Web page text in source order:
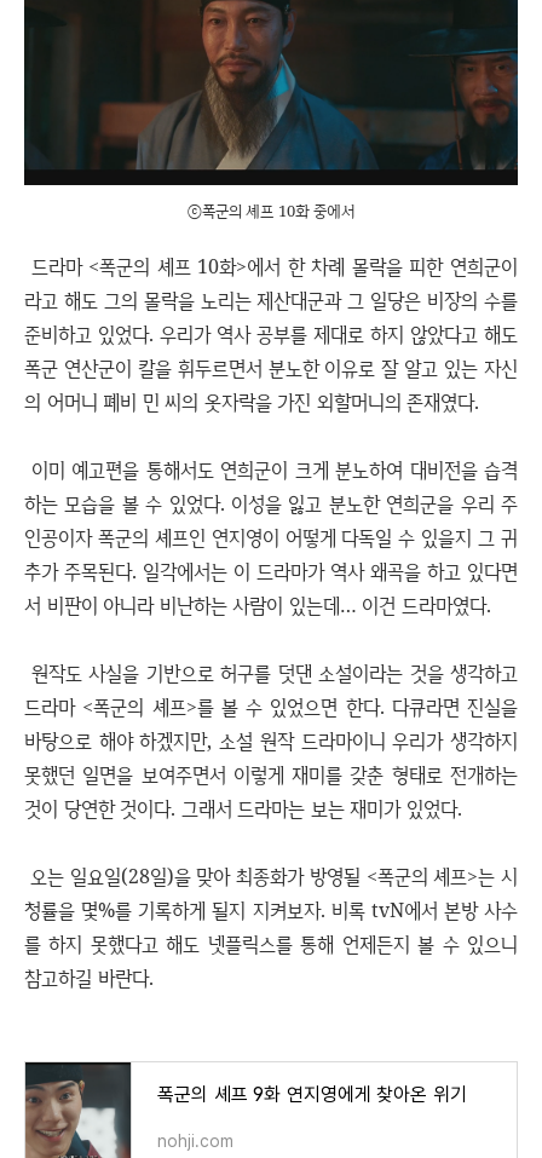
ⓒ폭군의 셰프 10화 중에서
드라마 <폭군의 셰프 10화>에서 한 차례 몰락을 피한 연희군이
라고 해도 그의 몰락을 노리는 제산대군과 그 일당은 비장의 수를
준비하고 있었다. 우리가 역사 공부를 제대로 하지 않았다고 해도
폭군 연산군이 칼을 휘두르면서 분노한 이유로 잘 알고 있는 자신
의 어머니 폐비 민 씨의 옷자락을 가진 외할머니의 존재였다.
이미 예고편을 통해서도 연희군이 크게 분노하여 대비전을 습격
하는 모습을 볼 수 있었다. 이성을 잃고 분노한 연희군을 우리 주
인공이자 폭군의 셰프인 연지영이 어떻게 다독일 수 있을지 그 귀
추가 주목된다. 일각에서는 이 드라마가 역사 왜곡을 하고 있다면
서 비판이 아니라 비난하는 사람이 있는데… 이건 드라마였다.
원작도 사실을 기반으로 허구를 덧댄 소설이라는 것을 생각하고
드라마 <폭군의 셰프>를 볼 수 있었으면 한다. 다큐라면 진실을
바탕으로 해야 하겠지만, 소설 원작 드라마이니 우리가 생각하지
못했던 일면을 보여주면서 이렇게 재미를 갖춘 형태로 전개하는
것이 당연한 것이다. 그래서 드라마는 보는 재미가 있었다.
오는 일요일(28일)을 맞아 최종화가 방영될 <폭군의 셰프>는 시
청률을 몇%를 기록하게 될지 지켜보자. 비록 tvN에서 본방 사수
를 하지 못했다고 해도 넷플릭스를 통해 언제든지 볼 수 있으니
참고하길 바란다.
폭군의 셰프 9화 연지영에게 찾아온 위기
nohji.com